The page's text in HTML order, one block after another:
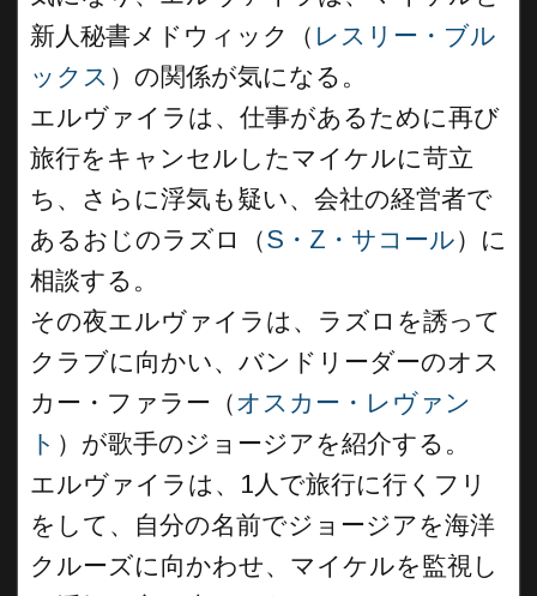
新人秘書メドウィック（ レスリー・ブル
ックス ）の関係が気になる。
エルヴァイラは、仕事があるために再び
旅行をキャンセルしたマイケルに苛立
ち、さらに浮気も疑い、会社の経営者で
あるおじのラズロ（S・Z・サコール）に
相談する。
その夜エルヴァイラは、ラズロを誘って
クラブに向かい、バンドリーダーのオス
カー・ファラー（オスカー・レヴァン
ト ）が歌手のジョージアを紹介する。
エルヴァイラは、1人で旅行に行くフリ
をして、自分の名前でジョージアを海洋
クルーズに向かわせ、マイケルを監視し